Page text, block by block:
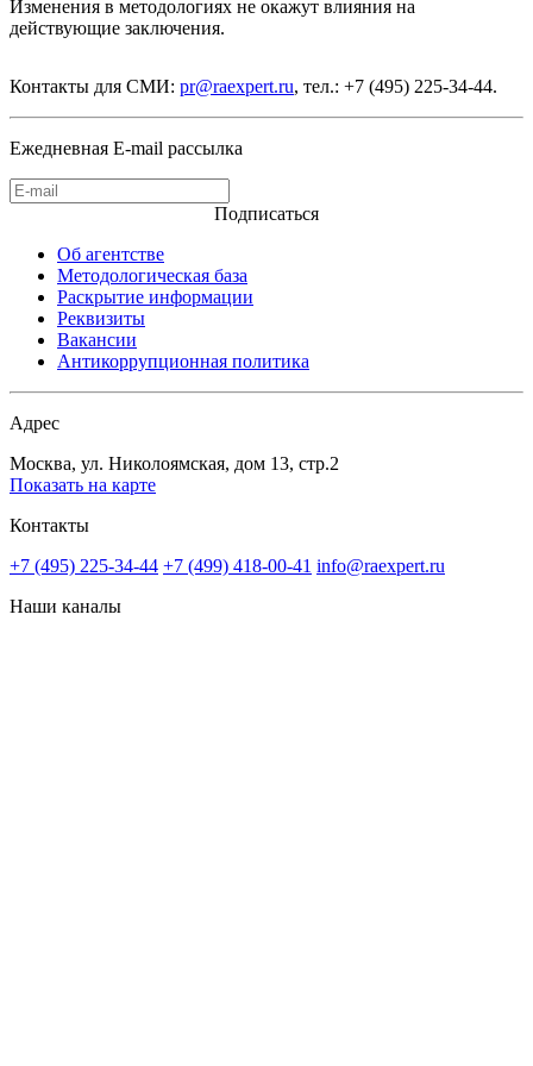
Изменения в методологиях не окажут влияния на
действующие заключения.
Контакты для СМИ: pr@raexpert.ru, тел.: +7 (495) 225-34-44.
Ежедневная E-mail рассылка
Подписаться
Об агентстве
Методологическая база
Раскрытие информации
Реквизиты
Вакансии
Антикоррупционная политика
Адрес
Москва, ул. Николоямская, дом 13, стр.2
Показать на карте
Контакты
+7 (495) 225-34-44 +7 (499) 418-00-41 info@raexpert.ru
Наши каналы